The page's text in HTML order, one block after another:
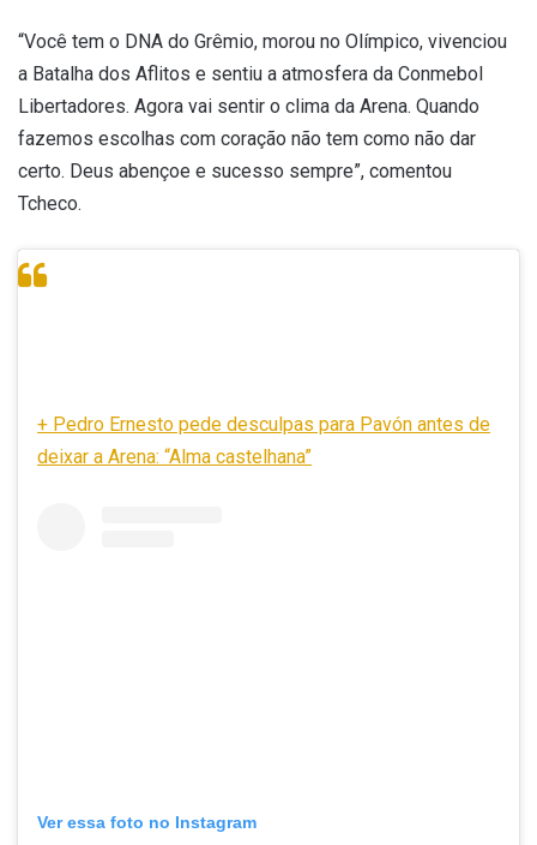
“Você tem o DNA do Grêmio, morou no Olímpico, vivenciou
a Batalha dos Aflitos e sentiu a atmosfera da Conmebol
Libertadores. Agora vai sentir o clima da Arena. Quando
fazemos escolhas com coração não tem como não dar
certo. Deus abençoe e sucesso sempre”, comentou
Tcheco.
+ Pedro Ernesto pede desculpas para Pavón antes de
deixar a Arena: “Alma castelhana”
Ver essa foto no Instagram